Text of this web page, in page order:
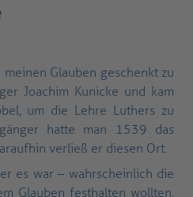
Glauben geschenkt zu
Joachim Kunicke und kam
um die Lehre Luthers zu
hatte man 1539 das
verließ er diesen Ort.
es war – wahrscheinlich die
Glauben festhalten wollten.